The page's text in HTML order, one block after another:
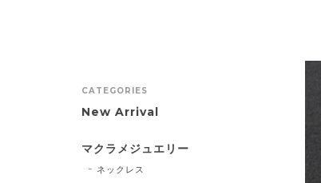
CATEGORIES
New Arrival
マクラメジュエリー
ネックレス